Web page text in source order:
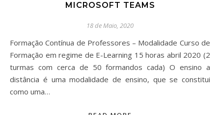
MICROSOFT TEAMS
18 de Maio, 2020
Formação Contínua de Professores – Modalidade Curso de
Formação em regime de E-Learning 15 horas abril 2020 (2
turmas com cerca de 50 formandos cada) O ensino a
distância é uma modalidade de ensino, que se constitui
como uma…